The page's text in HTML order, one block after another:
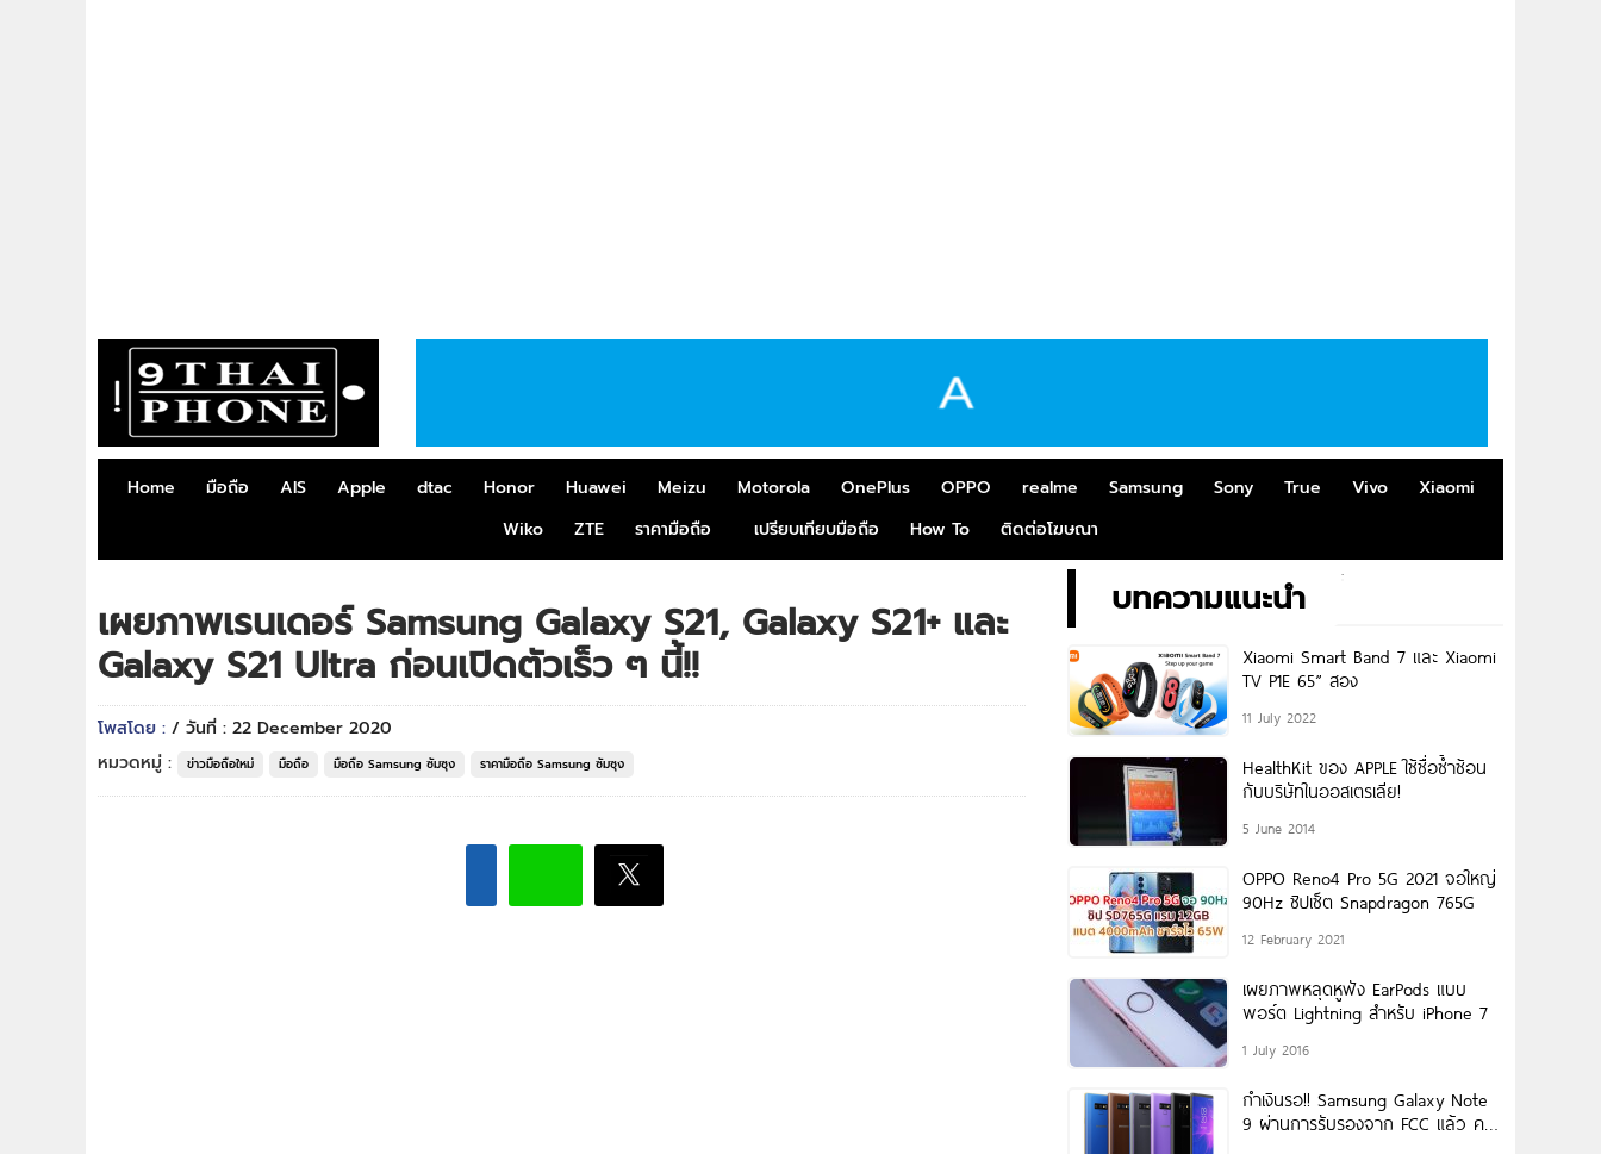
Home มือถือ AIS Apple dtac Honor Huawei Meizu Motorola OnePlus OPPO realme Samsung Sony True Vivo
Xiaomi
Wiko
ZTE ราคามือถือ เปรียบเทียบมือถือ How To ติดต่อโฆษณา
เผยภาพเรนเดอร์ Samsung Galaxy S21, Galaxy S21+ และ
Galaxy S21 Ultra ก่อนเปิดตัวเร็ว ๆ นี้!!
โพสโดย : / วันที่ : 22 December 2020
หมวดหมู่ :
ข่าวมือถือใหม่ มือถือ มือถือ Samsung ซัมซุง ราคามือถือ Samsung ซัมซุง
บทความแนะนำ
Xiaomi Smart Band 7 และ Xiaomi
TV P1E 65” สอง
11 July 2022
HealthKit ของ APPLE ใช้ชื่อซ้ำซ้อน
กับบริษัทในออสเตรเลีย!
5 June 2014
OPPO Reno4 Pro 5G 2021 จอใหญ่
90Hz ชิปเซ็ต Snapdragon 765G
12 February 2021
เผยภาพหลุดหูฟัง EarPods แบบ
พอร์ต Lightning สำหรับ iPhone 7
1 July 2016
กำเงินรอ!! Samsung Galaxy Note
9 ผ่านการรับรองจาก FCC แล้ว คาด